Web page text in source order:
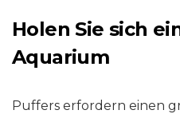
Holen Sie sich
Aquarium
Puffers erfordern einen